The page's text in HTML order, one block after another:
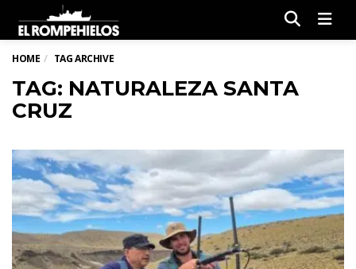
HOME TAG ARCHIVE
TAG: NATURALEZA SANTA
CRUZ